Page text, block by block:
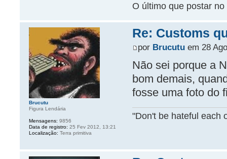
O último que postar
Re: Customs
por Brucutuem 28
Não sei porque a
bom demais,
fosse uma foto do
"Don't be hateful each
Brucutu
Figura Lendária
Mensagens: 9856
Data de registro: 25 Fev 2012, 13:21
Localização: Terra primitiva